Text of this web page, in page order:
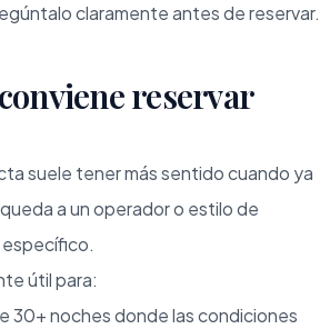
claramente antes de reservar.
reservar
suele tener más sentido cuando ya
a un operador o estilo de
útil para:
30+ noches donde las condiciones